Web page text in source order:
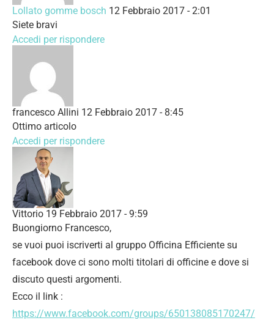
Lollato gomme bosch 12 Febbraio 2017 - 2:01
Siete bravi
Accedi per rispondere
francesco Allini 12 Febbraio 2017 - 8:45
Ottimo articolo
Accedi per rispondere
Vittorio 19 Febbraio 2017 - 9:59
Buongiorno Francesco,
se vuoi puoi iscriverti al gruppo Officina Efficiente su
facebook dove ci sono molti titolari di officine e dove si
discuto questi argomenti.
Ecco il link :
https://www.facebook.com/groups/650138085170247/